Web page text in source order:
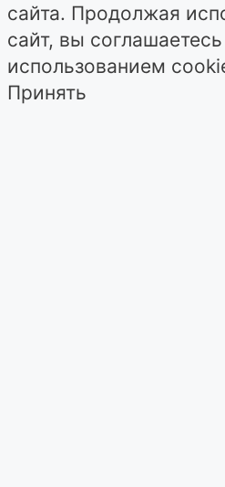
сайта. Продолжая
сайт, вы
использованием
Принять